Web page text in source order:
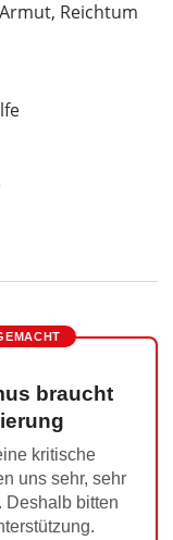
Reichtum
braucht
kritische
uns sehr, sehr
Deshalb bitten